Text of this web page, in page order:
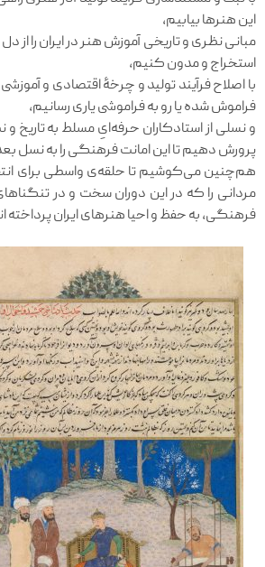
این هنرها بیابیم،
مبانی نظری و تاریخی آموزش هنر در ایران را
استخراج و مدون کنیم،
با اصلاح فرآیند تولید و چرخۀ اقتصادی و
فراموش شده یا رو به فراموشی یاری رسانیم،
و نسلی از استادکاران حرفه‌ایِ مسلط به تاریخ و
پرورش دهیم تا این امانت فرهنگی را به نسل
هم‌چنین می‌کوشیم تا حلقه‌ی واسطی برای
مردانی را که در این دوران سخت و در
فرهنگی، به حفظ و احیا هنرهای ایران پرداخته